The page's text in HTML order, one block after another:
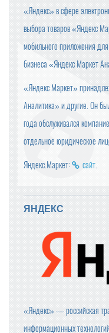
«Яндекс» в сфере
выбора товаров «Яндекс
мобильного приложения
бизнеса «Яндекс Маркет
«Яндекс Маркет»
Аналитика» и другие. Он
года обслуживался
отдельное юридическое
Яндекс.Маркет: сайт.
ЯНДЕКС
«Яндекс» — российская
информационных